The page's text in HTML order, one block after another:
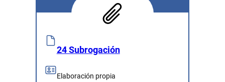
24 Subrogación
Elaboración propia